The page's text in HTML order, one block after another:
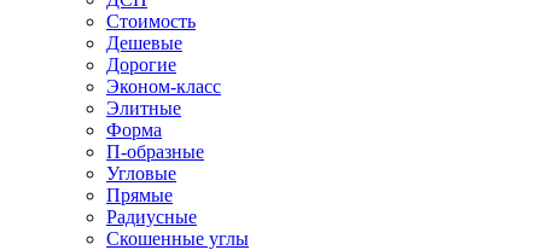
Стоимость
Дешевые
Дорогие
Эконом-класс
Элитные
Форма
П-образные
Угловые
Прямые
Радиусные
Скошенные углы